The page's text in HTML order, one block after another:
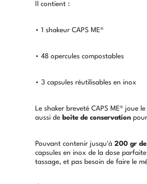
Il contient :
• 1 shakeur CAPS ME®
• 48 opercules compostables
• 3 capsules réutilisables en inox
Le shaker breveté CAPS ME® joue
aussi de boite de conservation
Pouvant contenir jusqu'à 200 gr
capsules en inox de la dose
tassage, et pas besoin de faire le